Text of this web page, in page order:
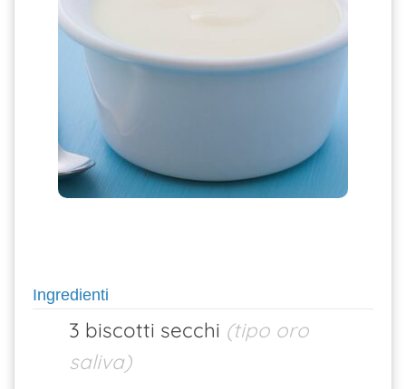
Ingredienti
3 biscotti secchi (tipo oro
saliva)